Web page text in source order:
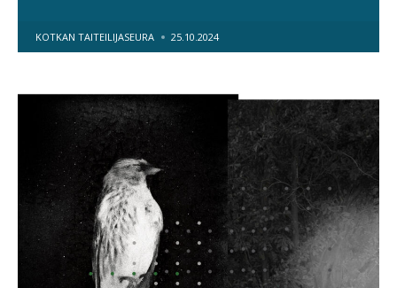
POSTED
KOTKAN TAITEILIJASEURA 25.10.2024